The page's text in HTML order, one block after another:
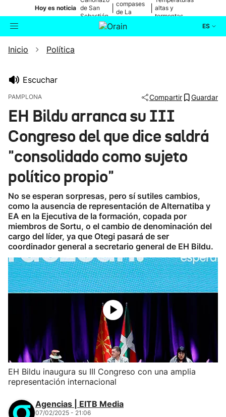
Hoy es noticia de San
Sebastián
compases
de La
altas y
tormentas
ES
Buscador
Ikusmiran
Eguraldia
Inicio Política
Escuchar
PAMPLONA Compartir Guardar
EH Bildu arranca su III
Congreso del que dice saldrá
"consolidado como sujeto
político propio"
No se esperan sorpresas, pero sí sutiles cambios,
como la ausencia de representación de Alternatiba y
EA en la Ejecutiva de la formación, copada por
miembros de Sortu, o el cambio de denominación del
cargo del líder, ya que Otegi pasará de ser
coordinador general a secretario general de EH Bildu.
EH Bildu inaugura su III Congreso con una amplia
representación internacional
Agencias | EITB Media
07/02/2025 - 21:06